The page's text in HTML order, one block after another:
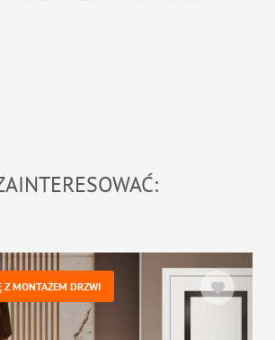
Z MONTAŻEM DRZWI